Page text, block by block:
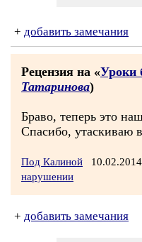
+ добавить замечания
Рецензия на «Уроки
Татаринова)
Браво, теперь это
Спасибо, утаскиваю
Под Калиной
нарушении
+ добавить замечания